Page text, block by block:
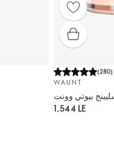
(280)
WAUNT
بيوتي وونت
1,544 LE